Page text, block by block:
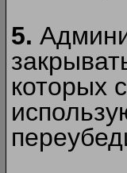
5.
которых